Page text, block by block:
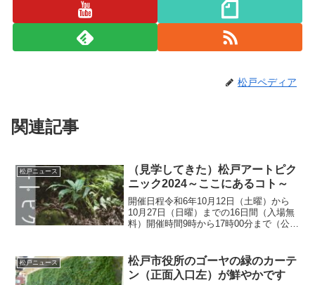
松戸ペディア
関連記事
松戸ニュース
（見学してきた）松戸アートピク
ニック2024～ここにあるコト～
開催日程令和6年10月12日（土曜）から
10月27日（日曜）までの16日間（入場無
料）開催時間9時から17時00分まで（公園
の中央に位置する公園「21世紀の森と
広...
松戸ニュース
松戸市役所のゴーヤの緑のカーテ
ン（正面入口左）が鮮やかです